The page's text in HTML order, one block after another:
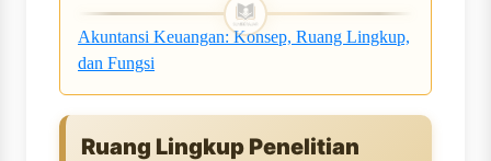
Akuntansi Keuangan: Konsep, Ruang Lingkup,
dan Fungsi
Ruang Lingkup Penelitian